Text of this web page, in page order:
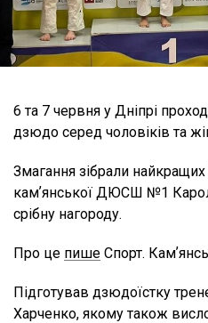
6 та 7 червня у Дніпрі
дзюдо серед чоловіків та
Змагання зібрали
камʼянської ДЮСШ №1
срібну нагороду.
Про це пише Спорт.
Підготував дзюдоїстку
Харченко, якому також